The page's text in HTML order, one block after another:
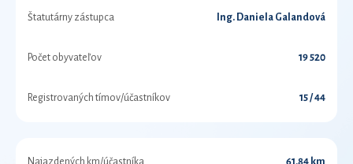
Štatutárny zástupca Ing. Daniela Galandová
Počet obyvateľov 19 520
Registrovaných tímov/účastníkov 15 / 44
Najazdených km/účastníka 61,84 km